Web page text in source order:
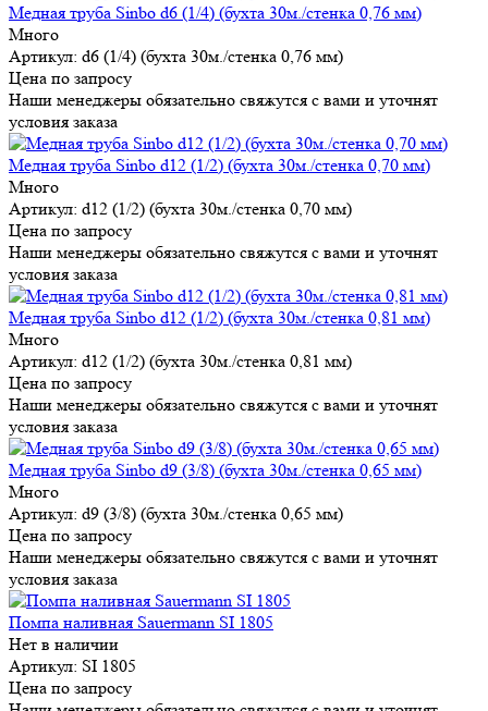
Медная труба Sinbo d6 (1/4) (бухта 30м./стенка 0,76 мм)
Много
Артикул: d6 (1/4) (бухта 30м./стенка 0,76 мм)
Цена по запросу
Наши менеджеры обязательно свяжутся с вами и уточнят
условия заказа
Медная труба Sinbo d12 (1/2) (бухта 30м./стенка 0,70 мм)
Много
Артикул: d12 (1/2) (бухта 30м./стенка 0,70 мм)
Цена по запросу
Наши менеджеры обязательно свяжутся с вами и уточнят
условия заказа
Медная труба Sinbo d12 (1/2) (бухта 30м./стенка 0,81 мм)
Много
Артикул: d12 (1/2) (бухта 30м./стенка 0,81 мм)
Цена по запросу
Наши менеджеры обязательно свяжутся с вами и уточнят
условия заказа
Медная труба Sinbo d9 (3/8) (бухта 30м./стенка 0,65 мм)
Много
Артикул: d9 (3/8) (бухта 30м./стенка 0,65 мм)
Цена по запросу
Наши менеджеры обязательно свяжутся с вами и уточнят
условия заказа
Помпа наливная Sauermann SI 1805
Нет в наличии
Артикул: SI 1805
Цена по запросу